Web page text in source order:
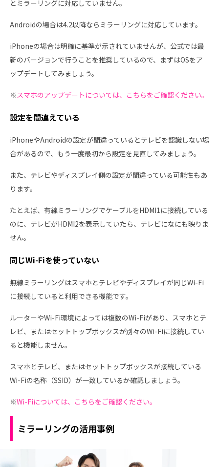
とミラーリングに対応していません。
Androidの場合は4.2以降ならミラーリングに対応しています。
iPhoneの場合は明確に基準が示されていませんが、公式では最
新のバージョンで行うことを推奨しているので、まずはOSをア
ップデートしてみましょう。
※ スマホのアップデートについては、こちらをご確認ください。
設定を間違えている
iPhoneやAndroidの設定が間違っているとテレビを認識しない場
合があるので、もう一度最初から設定を見直してみましょう。
また、テレビやディスプレイ側の設定が間違っている可能性もあ
ります。
たとえば、有線ミラーリングでケーブルをHDMI1に接続している
のに、テレビがHDMI2を表示していたら、テレビになにも映りま
せん。
同じWi-Fiを使っていない
無線ミラーリングはスマホとテレビやディスプレイが同じWi-Fi
に接続していると利用できる機能です。
ルーターやWi-Fi環境によっては複数のWi-Fiがあり、スマホとテ
レビ、またはセットトップボックスが別々のWi-Fiに接続してい
ると機能しません。
スマホとテレビ、またはセットトップボックスが接続している
Wi-Fiの名称（SSID）が一致しているか確認しましょう。
※Wi-Fiについては、こちらをご確認ください。
ミラーリングの活用事例